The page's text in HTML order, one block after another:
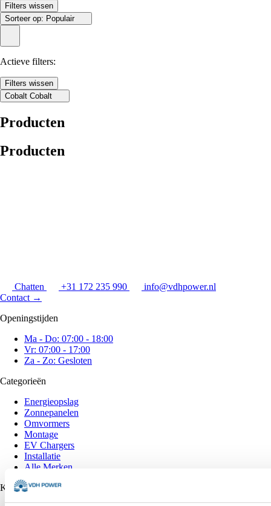
Filters wissen
Sorteer op: Populair
Actieve filters:
Filters wissen
Cobalt Cobalt
Producten
Producten
Chatten +31 172 235 990
info@vdhpower.nl
Contact →
Openingstijden
Ma - Do: 07:00 - 18:00
Vr: 07:00 - 17:00
Za - Zo: Gesloten
Categorieën
Energieopslag
Zonnepanelen
Omvormers
Montage
EV Chargers
Installatie
Alle Merken
Klantenservice